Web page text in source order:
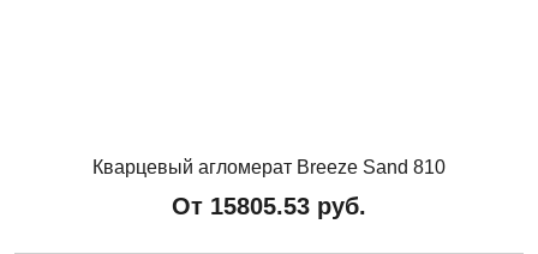
Кварцевый агломерат Breeze Sand 810
От 15805.53 руб.